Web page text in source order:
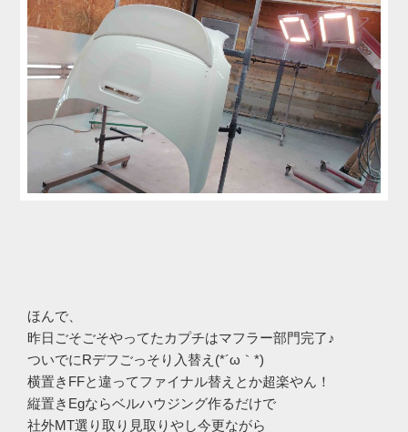
ほんで、
昨日ごそごそやってたカプチはマフラー部門完了♪
ついでにRデフごっそり入替え(*´ω｀*)
横置きFFと違ってファイナル替えとか超楽やん！
縦置きEgならベルハウジング作るだけで
社外MT選り取り見取りやし今更ながら